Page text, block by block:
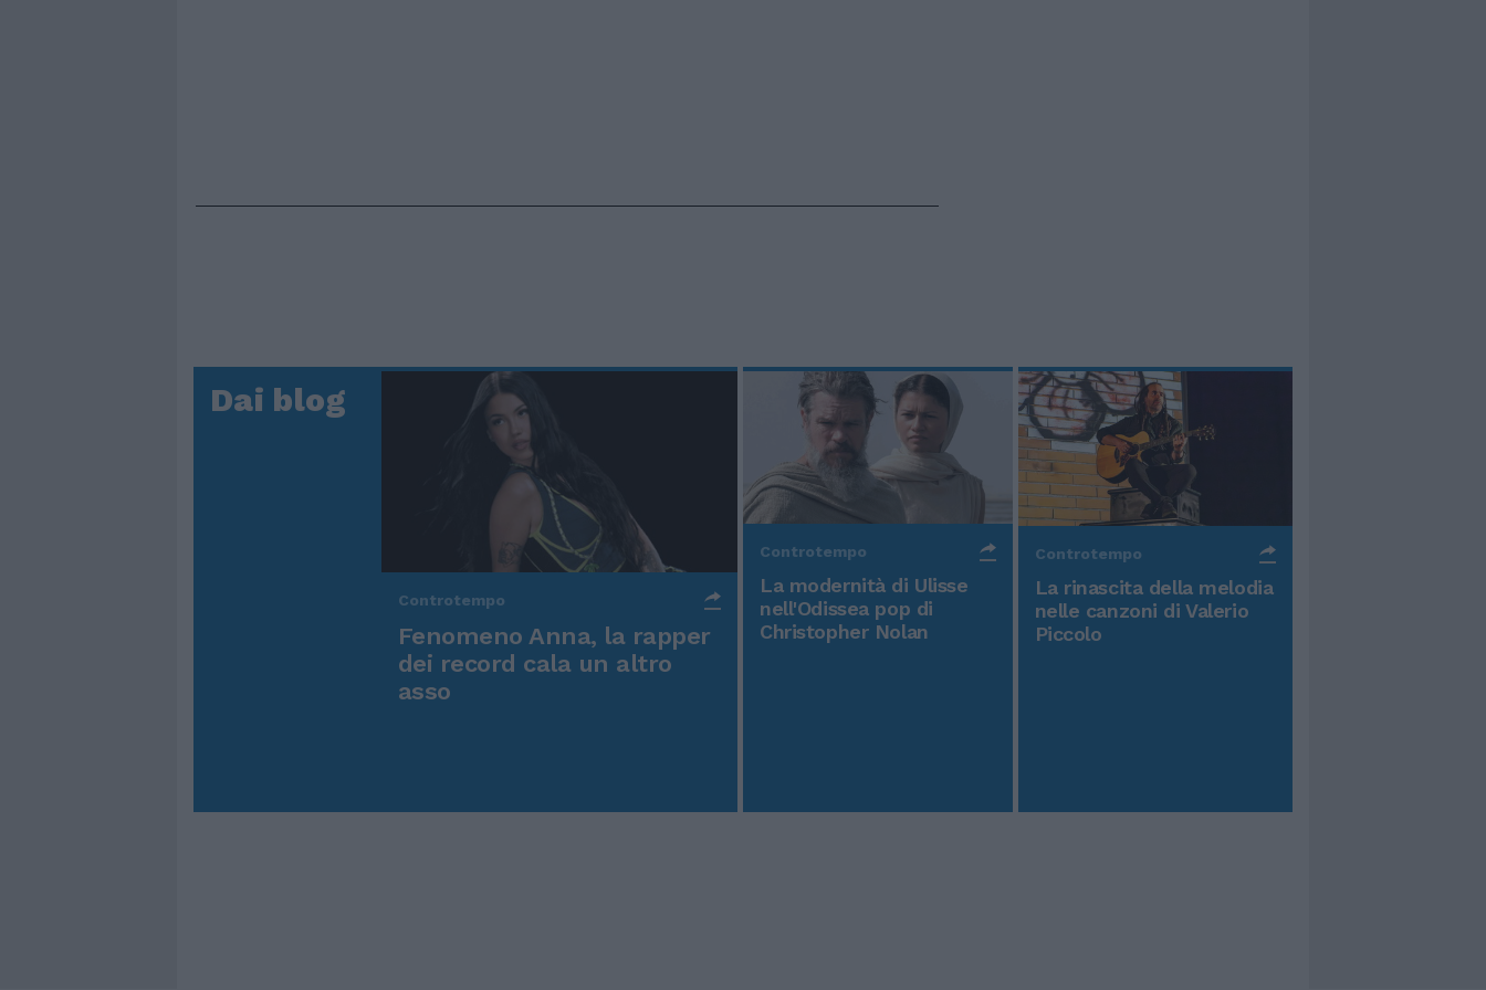
Dai blog
Controtempo
Fenomeno Anna, la rapper
dei record cala un altro
asso
Controtempo
La modernità di Ulisse
nell'Odissea pop di
Christopher Nolan
Controtempo
La rinascita della melodia
nelle canzoni di Valerio
Piccolo